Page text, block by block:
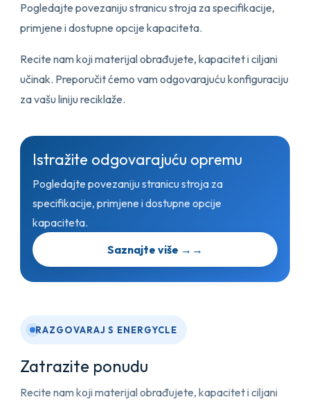
Pogledajte povezaniju stranicu stroja za specifikacije,
primjene i dostupne opcije kapaciteta.
Recite nam koji materijal obrađujete, kapacitet i ciljani
učinak. Preporučit ćemo vam odgovarajuću konfiguraciju
za vašu liniju reciklaže.
Istražite odgovarajuću opremu
Pogledajte povezaniju stranicu stroja za
specifikacije, primjene i dostupne opcije
kapaciteta.
Saznajte više → →
RAZGOVARAJ S ENERGYCLE
Zatrazite ponudu
Recite nam koji materijal obrađujete, kapacitet i ciljani